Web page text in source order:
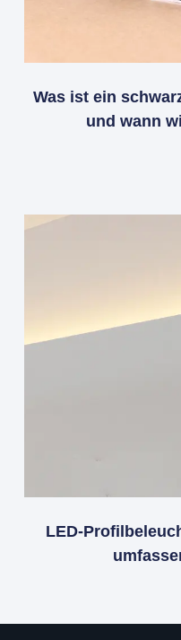
Was ist ein
und wann
LED-